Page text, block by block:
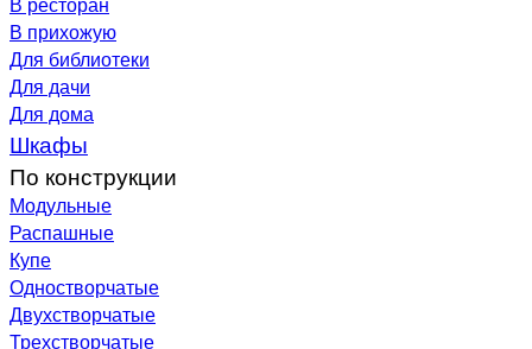
В прихожую
Для библиотеки
Для дачи
Для дома
Шкафы
По конструкции
Модульные
Распашные
Купе
Одностворчатые
Двухстворчатые
Трехстворчатые